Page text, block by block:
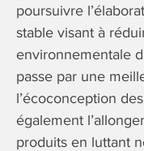
poursuivre
stable visant à
environnementale
passe par une
l’écoconception
également
produits en luttant